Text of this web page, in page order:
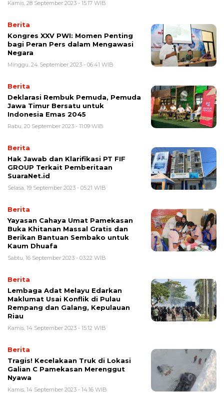
Kamis, 28 September 2023 - 15:17 WIB
Berita
Kongres XXV PWI: Momen Penting
bagi Peran Pers dalam Mengawasi
Negara
Minggu, 24 September 2023 - 06:41 WIB
Berita
Deklarasi Rembuk Pemuda, Pemuda
Jawa Timur Bersatu untuk
Indonesia Emas 2045
Rabu, 20 September 2023 - 11:09 WIB
Berita
Hak Jawab dan Klarifikasi PT FIF
GROUP Terkait Pemberitaan
SuaraNet.id
Selasa, 19 September 2023 - 05:21 WIB
Berita
Yayasan Cahaya Umat Pamekasan
Buka Khitanan Massal Gratis dan
Berikan Bantuan Sembako untuk
Kaum Dhuafa
Sabtu, 16 September 2023 - 03:22 WIB
Berita
Lembaga Adat Melayu Edarkan
Maklumat Usai Konflik di Pulau
Rempang dan Galang, Kepulauan
Riau
Kamis, 14 September 2023 - 15:12 WIB
Berita
Tragis! Kecelakaan Truk di Lokasi
Galian C Pamekasan Merenggut
Nyawa
Kamis, 14 September 2023 - 14:16 WIB